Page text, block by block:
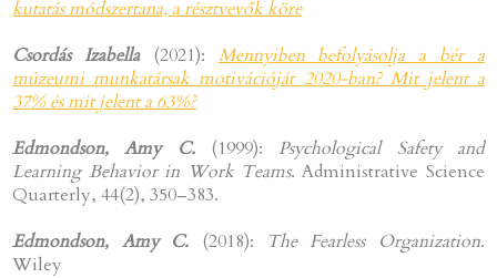
kutatás módszertana, a résztvevők köre
Csordás Izabella(2021): Mennyiben befolyásolja a bér a
múzeumi munkatársak motivációját 2020-ban? Mit jelent a
37% és mit jelent a 63%?
Edmondson, Amy C.(1999): Psychological Safety and
Learning Behavior in Work Teams. Administrative Science
Quarterly, 44(2), 350–383.
Edmondson, Amy C. (2018): The Fearless Organization.
Wiley